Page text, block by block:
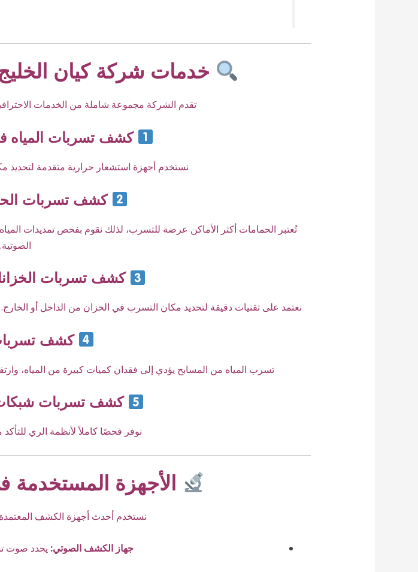
خدمات شركة كيان
تقدم الشركة مجموعة شاملة من الخدمات
كشف تسربات المياه
نستخدم أجهزة استشعار حرارية متقدمة لتحديد
كشف تسربات
تُعتبر الحمامات أكثر الأماكن عرضة للتسرب، لذلك نقوم بفحص تمديدات
الصوتية.
كشف تسربات
نعتمد على تقنيات دقيقة لتحديد مكان التسرب في الخزان من الداخل أو
كشف
تسرب المياه من المسابح يؤدي إلى فقدان كميات كبيرة من المياه،
كشف تسربات
نوفر فحصًا كاملاً لأنظمة الري
الأجهزة المستخدمة
نستخدم أحدث أجهزة الكشف المعتمدة
جهاز الكشف الصوتي: يحدد صوت